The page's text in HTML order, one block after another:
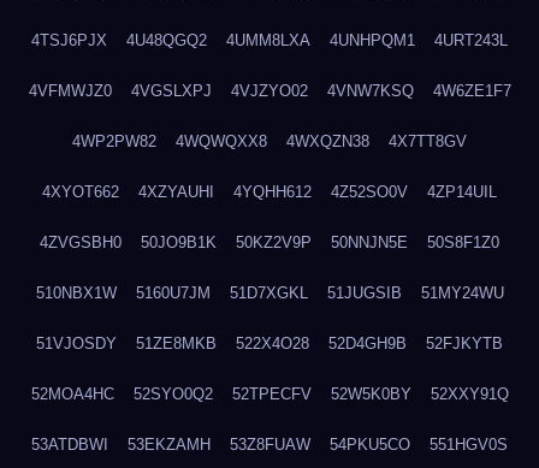
4TSJ6PJX 4U48QGQ2 4UMM8LXA 4UNHPQM1 4URT243L
4VFMWJZ0 4VGSLXPJ 4VJZYO02 4VNW7KSQ 4W6ZE1F7
4WP2PW82 4WQWQXX8 4WXQZN38 4X7TT8GV
4XYOT662 4XZYAUHI 4YQHH612 4Z52SO0V 4ZP14UIL
4ZVGSBH0 50JO9B1K 50KZ2V9P 50NNJN5E 50S8F1Z0
510NBX1W 5160U7JM 51D7XGKL 51JUGSIB 51MY24WU
51VJOSDY 51ZE8MKB 522X4O28 52D4GH9B 52FJKYTB
52MOA4HC 52SYO0Q2 52TPECFV 52W5K0BY 52XXY91Q
53ATDBWI 53EKZAMH 53Z8FUAW 54PKU5CO 551HGV0S